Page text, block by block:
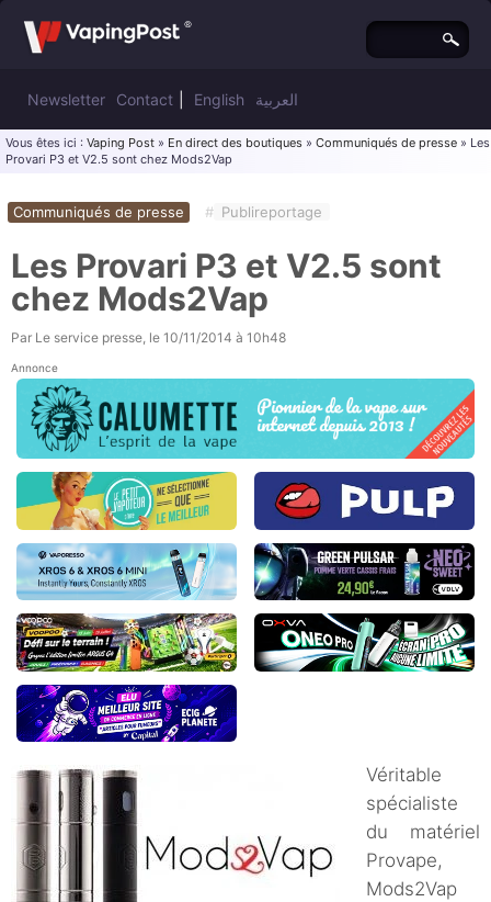
Newsletter Contact English العربية
Vous êtes ici : Vaping Post » En direct des boutiques » Communiqués de presse » Les
Provari P3 et V2.5 sont chez Mods2Vap
Communiqués de presse # Publireportage
Les Provari P3 et V2.5 sont
chez Mods2Vap
Par Le service presse, le 10/11/2014 à 10h48
Annonce
Véritable
spécialiste
du matériel
Provape,
Mods2Vap